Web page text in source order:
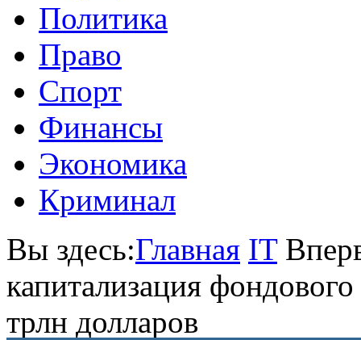
Политика
Право
Спорт
Финансы
Экономика
Криминал
Вы здесь:Главная IT
капитализация
трлн долларов